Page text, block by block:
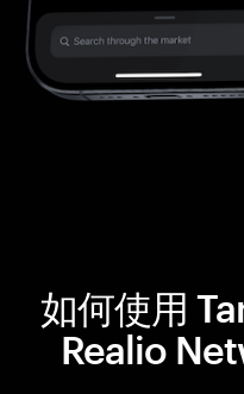
如何使用
Realio